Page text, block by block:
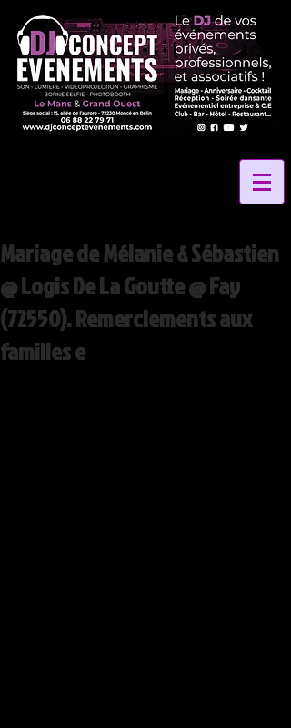
Mariage de Mélanie & Sébastien
@ Logis De La Goutte @ Fay
(72550). Remerciements aux
familles e